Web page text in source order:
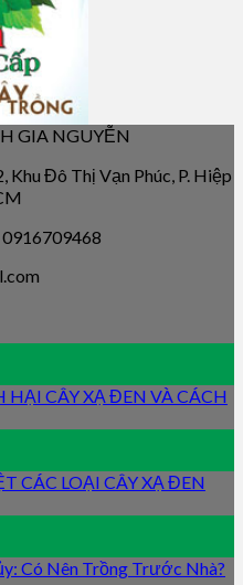
GIA NGUYỄN
Khu Đô Thị Vạn Phúc, P. Hiệp
CÂY XẠ ĐEN VÀ CÁCH
CÁC LOẠI CÂY XẠ ĐEN
Có Nên Trồng Trước Nhà?